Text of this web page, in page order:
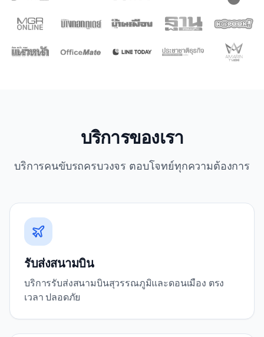
บริการของเรา
บริการคนขับรถครบวงจร ตอบโจทย์ทุกความต้องการ
รับส่งสนามบิน
บริการรับส่งสนามบินสุวรรณภูมิและดอนเมือง ตรง
เวลา ปลอดภัย